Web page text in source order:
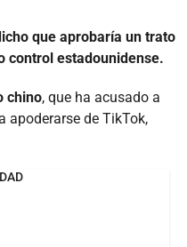
que aprobaría un trato
control estadounidense.
chino, que ha acusado a
apoderarse de TikTok,